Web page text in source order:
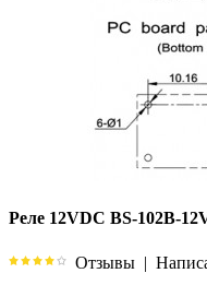
Реле 12VDC BS-102B-
Отзывы |